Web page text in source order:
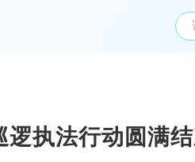
逻执法行动圆满